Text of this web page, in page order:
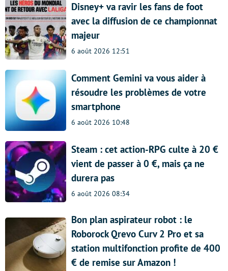
Disney+ va ravir les fans de foot
avec la diffusion de ce championnat
majeur
6 août 2026 12:51
Comment Gemini va vous aider à
résoudre les problèmes de votre
smartphone
6 août 2026 10:48
Steam : cet action-RPG culte à 20 €
vient de passer à 0 €, mais ça ne
durera pas
6 août 2026 08:34
Bon plan aspirateur robot : le
Roborock Qrevo Curv 2 Pro et sa
station multifonction profite de 400
€ de remise sur Amazon !